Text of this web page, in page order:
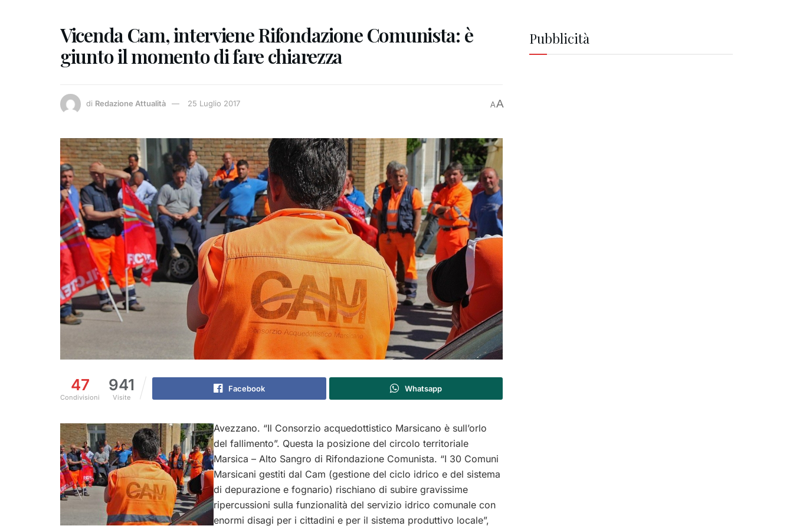
Vicenda Cam, interviene Rifondazione Comunista: è
giunto il momento di fare chiarezza
di Redazione Attualità 25 Luglio 2017 AA
47
Condivisioni
941
Visite
Facebook Whatsapp
Avezzano. “Il Consorzio acquedottistico Marsicano è sull’orlo
del fallimento”. Questa la posizione del circolo territoriale
Marsica – Alto Sangro di Rifondazione Comunista. “I 30 Comuni
Marsicani gestiti dal Cam (gestione del ciclo idrico e del sistema
di depurazione e fognario) rischiano di subire gravissime
ripercussioni sulla funzionalità del servizio idrico comunale con
enormi disagi per i cittadini e per il sistema produttivo locale”,
Pubblicità